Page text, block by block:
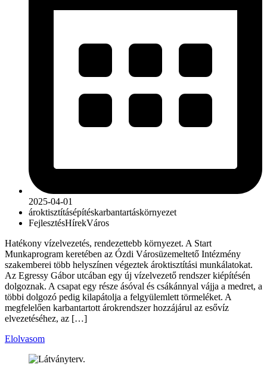
2025-04-01
ároktisztításépítéskarbantartáskörnyezet
FejlesztésHírekVáros
Hatékony vízelvezetés, rendezettebb környezet. A Start
Munkaprogram keretében az Ózdi Városüzemeltető Intézmény
szakemberei több helyszínen végeztek ároktisztítási munkálatokat.
Az Egressy Gábor utcában egy új vízelvezető rendszer kiépítésén
dolgoznak. A csapat egy része ásóval és csákánnyal vájja a medret, a
többi dolgozó pedig kilapátolja a felgyülemlett törmeléket. A
megfelelően karbantartott árokrendszer hozzájárul az esővíz
elvezetéséhez, az […]
Elolvasom